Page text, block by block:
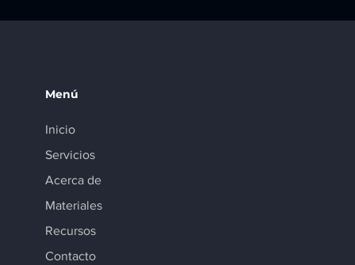
Menú
Inicio
Servicios
Acerca de
Materiales
Recursos
Contacto